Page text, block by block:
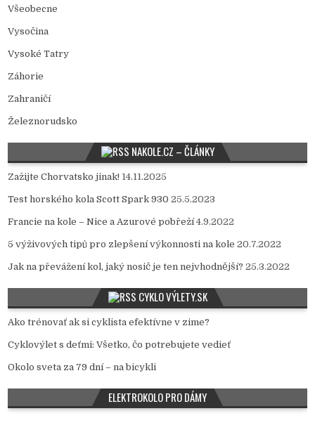
Všeobecne
Vysočina
Vysoké Tatry
Záhorie
Zahraničí
Železnorudsko
NAKOLE.CZ – ČLÁNKY
Zažijte Chorvatsko jinak! 14.11.2025
Test horského kola Scott Spark 930 25.5.2023
Francie na kole – Nice a Azurové pobřeží 4.9.2022
5 výživových tipů pro zlepšení výkonnosti na kole 20.7.2022
Jak na převážení kol, jaký nosič je ten nejvhodnější? 25.3.2022
CYKLO VÝLETY.SK
Ako trénovať ak si cyklista efektívne v zime?
Cyklovýlet s deťmi: Všetko, čo potrebujete vedieť
Okolo sveta za 79 dní – na bicykli
ELEKTROKOLO PRO DÁMY